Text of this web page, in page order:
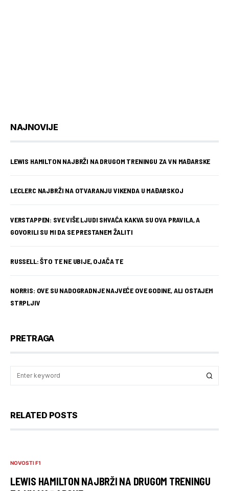
NAJNOVIJE
LEWIS HAMILTON NAJBRŽI NA DRUGOM TRENINGU ZA VN MAĐARSKE
LECLERC NAJBRŽI NA OTVARANJU VIKENDA U MAĐARSKOJ
VERSTAPPEN: SVE VIŠE LJUDI SHVAĆA KAKVA SU OVA PRAVILA, A
GOVORILI SU MI DA SE PRESTANEM ŽALITI
RUSSELL: ŠTO TE NE UBIJE, OJAČA TE
NORRIS: OVE SU NADOGRADNJE NAJVEĆE OVE GODINE, ALI OSTAJEM
STRPLJIV
PRETRAGA
RELATED POSTS
NOVOSTI F1
LEWIS HAMILTON NAJBRŽI NA DRUGOM TRENINGU